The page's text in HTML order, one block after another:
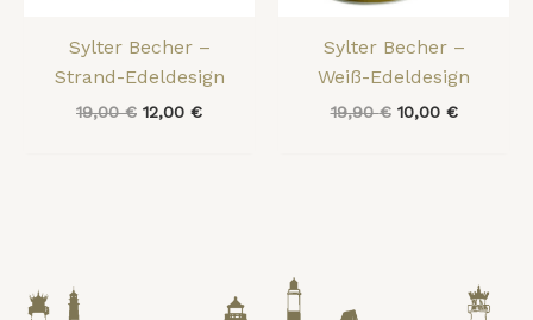
Sylter Becher –
Strand-Edeldesign
19,00€ 12,00 €
Sylter Becher –
Weiß-Edeldesign
19,90€ 10,00 €